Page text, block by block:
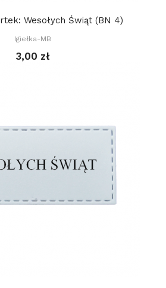
Wesołych Świąt (BN 4)
Igiełka-MB
3,00 zł